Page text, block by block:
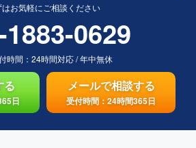
はお気軽にご相談ください
0629
時間： 24時間対応/年中無休
る
日
メールで相談する
受付時間：24時間365日